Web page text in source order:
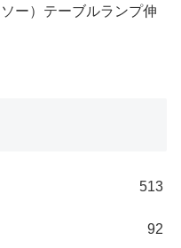
ー）テーブルランプ伸
513
92